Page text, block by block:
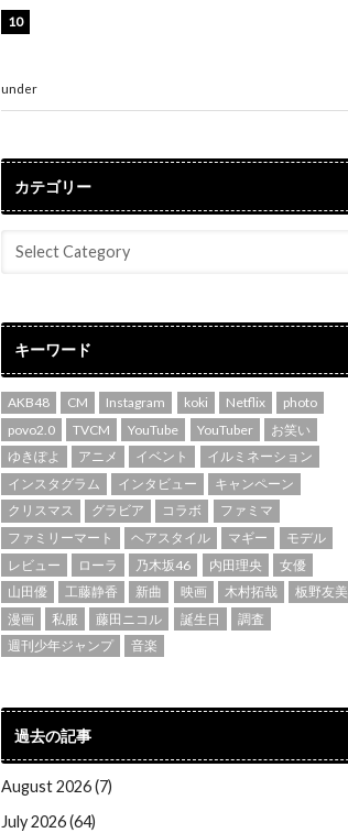
under
カテゴリー
キーワード
AKB48 CM Instagram koki Netflix
photo
povo2.0
TVCM YouTube YouTuber
お笑い
ゆきぽよ
アニメ イベント
イルミネーション
インスタグラム
インタビュー
キャンペーン
クリスマス
グラビア コラボ
ファミマ
ファミリーマート
ヘアスタイル マギー
モデル
レビュー
ローラ 乃木坂46 内田理央
女優
山田優
工藤静香 新曲 映画 木村拓哉
板野友美
漫画
私服 藤田ニコル 誕生日
調査
週刊少年ジャンプ
音楽
過去の記事
August 2026 (7)
July 2026 (64)